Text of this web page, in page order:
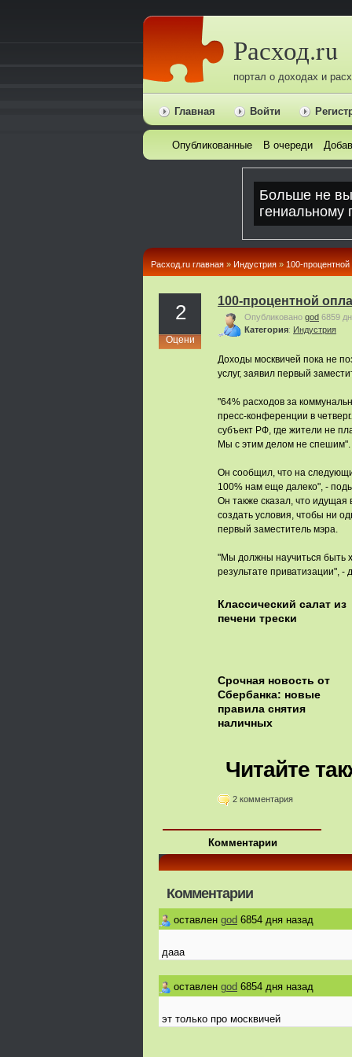
Расход.ru
портал о доходах и
Главная Войти
Опубликованные В очереди
Расход.ru главная » Индустрия » 100-
2
Оцени
100-процентной
Опубликовано god 6859
Категория: Индустрия
Доходы москвичей пока не
услуг, заявил первый
"64% расходов за
пресс-конференции в
субъект РФ, где жители не
Мы с этим делом не спешим".
Он сообщил, что на
100% нам еще далеко", -
Он также сказал, что
создать условия, чтобы ни
первый заместитель мэра.
"Мы должны научиться быть
результате приватизации", -
Классический салат из
печени трески
Срочная новость от
Сбербанка: новые
правила снятия
наличных
Читайте
2 комментария
Комментарии
Комментарии
оставлен god 6854 дня назад
дааа
оставлен god 6854 дня назад
эт только про москвичей